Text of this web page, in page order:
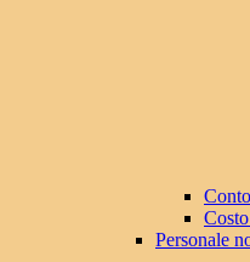
Personale